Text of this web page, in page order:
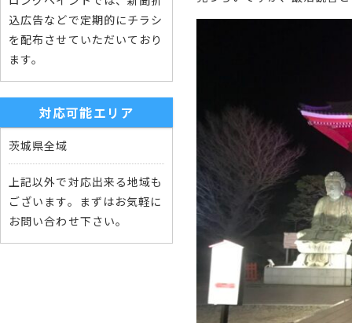
込広告などで定期的にチラシ
を配布させていただいており
ます。
対応可能エリア
茨城県全域
上記以外で対応出来る地域も
ございます。まずはお気軽に
お問い合わせ下さい。